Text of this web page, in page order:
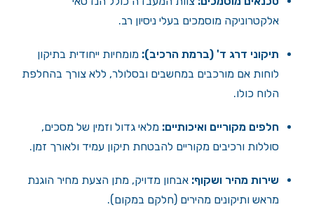
אלקטרוניקה מוסמכים בעלי ניסיון רב.
תיקוני דרג ד' (ברמת הרכיב): מומחיות ייחודית בתיקון
לוחות אם מורכבים במחשבים ובסלולר, ללא צורך בהחלפת
הלוח כולו.
חלפים מקוריים ואיכותיים: מלאי גדול וזמין של מסכים,
סוללות ורכיבים מקוריים להבטחת תיקון עמיד ולאורך זמן.
שירות מהיר ושקוף: אבחון מדויק, מתן הצעת מחיר הוגנת
מראש ותיקונים מהירים (חלקם במקום).